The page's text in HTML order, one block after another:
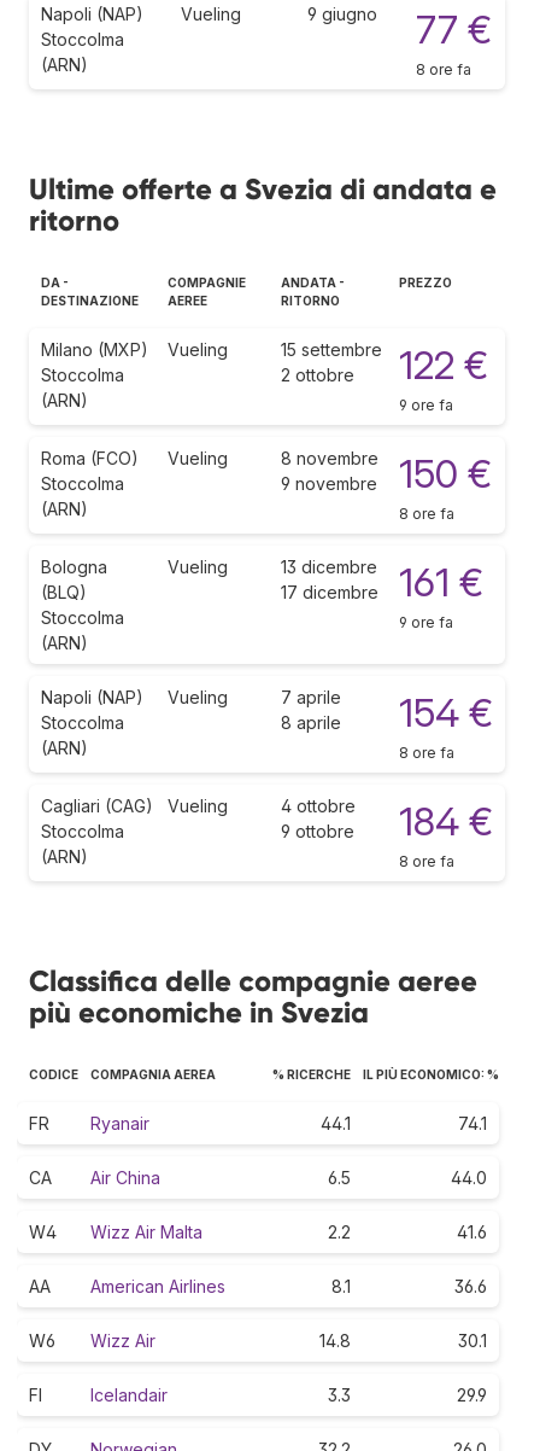
Napoli (NAP)
Stoccolma
(ARN)
Vueling 9 giugno 77 €
8 ore fa
Ultime offerte a Svezia di andata e
ritorno
DA -
DESTINAZIONE
COMPAGNIE
AEREE
ANDATA -
RITORNO
PREZZO
Milano (MXP)
Stoccolma
(ARN)
Vueling
15 settembre
2 ottobre
122 €
9 ore fa
Roma (FCO)
Stoccolma
(ARN)
Vueling
8 novembre
9 novembre
150 €
8 ore fa
Bologna
(BLQ)
Stoccolma
(ARN)
Vueling
13 dicembre
17 dicembre
161 €
9 ore fa
Napoli (NAP)
Stoccolma
(ARN)
Vueling
7 aprile
8 aprile
154 €
8 ore fa
Cagliari (CAG)
Stoccolma
(ARN)
Vueling
4 ottobre
9 ottobre
184 €
8 ore fa
Classifica delle compagnie aeree
più economiche in Svezia
CODICE COMPAGNIA AEREA % RICERCHE IL PIÙ ECONOMICO: %
FR Ryanair 44.1 74.1
CA Air China 6.5 44.0
W4 Wizz Air Malta 2.2 41.6
AA American Airlines 8.1 36.6
W6 Wizz Air 14.8 30.1
FI Icelandair 3.3 29.9